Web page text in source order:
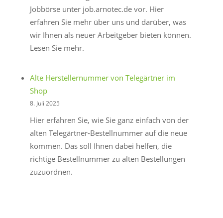
Jobbörse unter job.arnotec.de vor. Hier
erfahren Sie mehr über uns und darüber, was
wir Ihnen als neuer Arbeitgeber bieten können.
Lesen Sie mehr.
Alte Herstellernummer von Telegärtner im
Shop
8. Juli 2025
Hier erfahren Sie, wie Sie ganz einfach von der
alten Telegärtner-Bestellnummer auf die neue
kommen. Das soll Ihnen dabei helfen, die
richtige Bestellnummer zu alten Bestellungen
zuzuordnen.